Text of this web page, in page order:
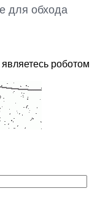
для обхода
роботом